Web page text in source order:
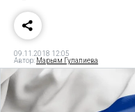
09.11.2018 12:05
Автор: Марьям Гулалиева